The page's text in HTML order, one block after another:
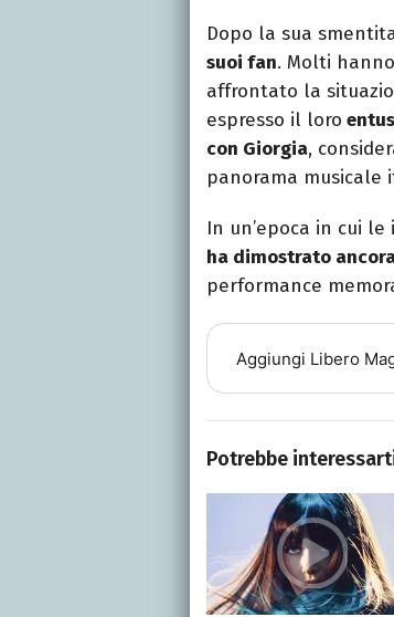
Dopo la sua
suoi fan. Molti
affrontato la
espresso il loro
con Giorgia,
panorama musicale
In un’epoca in cui
ha dimostrato
performance
Aggiungi Libero
Potrebbe